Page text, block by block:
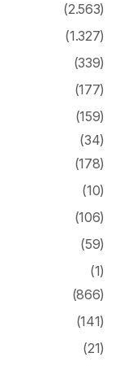
(2.563)
(1.327)
(339)
(177)
(159)
(34)
(178)
(10)
(106)
(59)
(1)
(866)
(141)
(21)